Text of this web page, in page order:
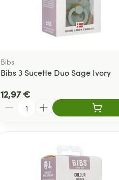
Bibs
Bibs 3 Sucette Duo Sage Ivory
12,97 €
Quantité